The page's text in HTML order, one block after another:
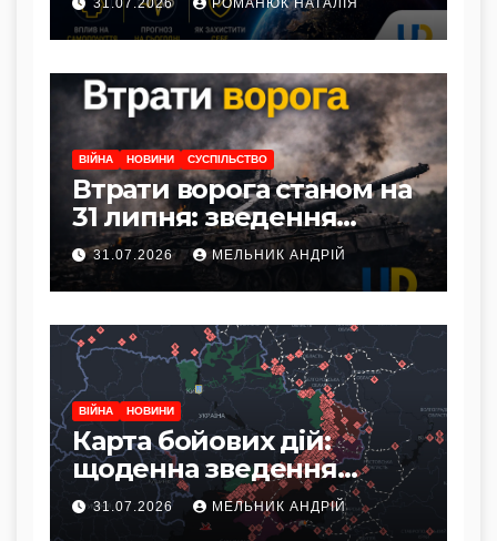
здоров’я
31.07.2026 РОМАНЮК НАТАЛІЯ
ВІЙНА НОВИНИ СУСПІЛЬСТВО
Втрати ворога станом на
31 липня: зведення
Генштабу ЗСУ
31.07.2026 МЕЛЬНИК АНДРІЙ
ВІЙНА НОВИНИ
Карта бойових дій:
щоденна зведення
фронту станом на 31
липня
31.07.2026 МЕЛЬНИК АНДРІЙ